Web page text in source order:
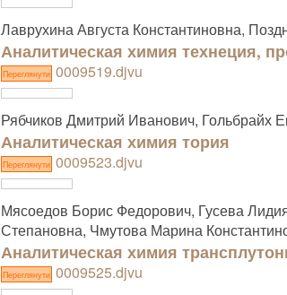
Лаврухина Августа Константиновна,
Аналитическая химия технеция,
Переглянути0009519.djvu
Рябчиков Дмитрий Иванович, Гольбрайх
Аналитическая химия тория
Переглянути0009523.djvu
Мясоедов Борис Федорович, Гусева
Степановна, Чмутова Марина
Аналитическая химия
Переглянути0009525.djvu